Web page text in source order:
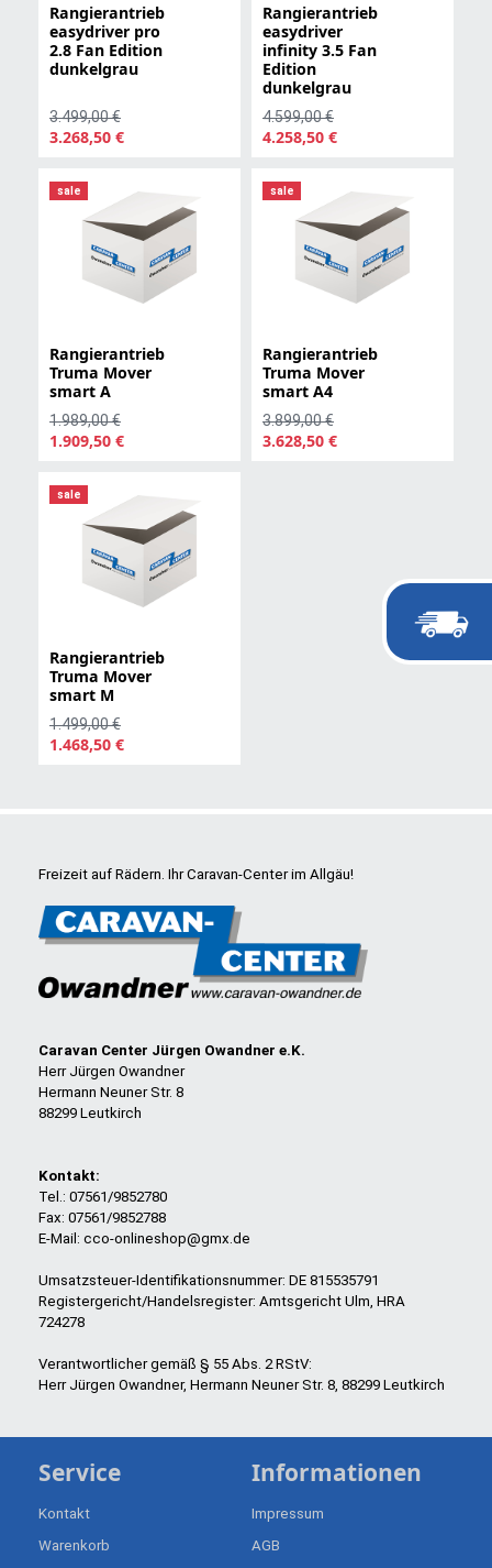
Rangierantrieb
easydriver pro
2.8 Fan Edition
dunkelgrau
3.499,00 €
3.268,50 €
Rangierantrieb
easydriver
infinity 3.5 Fan
Edition
dunkelgrau
4.599,00 €
4.258,50 €
sale
Rangierantrieb
Truma Mover
smart A
1.989,00 €
1.909,50 €
sale
Rangierantrieb
Truma Mover
smart A4
3.899,00 €
3.628,50 €
sale
Rangierantrieb
Truma Mover
smart M
1.499,00 €
1.468,50 €
Freizeit auf Rädern. Ihr Caravan-Center im Allgäu!
Caravan Center Jürgen Owandner e.K.
Herr Jürgen Owandner
Hermann Neuner Str. 8
88299 Leutkirch
Kontakt:
Tel.: 07561/9852780
Fax: 07561/9852788
E-Mail: cco-onlineshop@gmx.de
Umsatzsteuer-Identifikationsnummer: DE 815535791
Registergericht/Handelsregister: Amtsgericht Ulm, HRA
724278
Verantwortlicher gemäß § 55 Abs. 2 RStV:
Herr Jürgen Owandner, Hermann Neuner Str. 8, 88299 Leutkirch
Service
Kontakt
Warenkorb
Informationen
Impressum
AGB